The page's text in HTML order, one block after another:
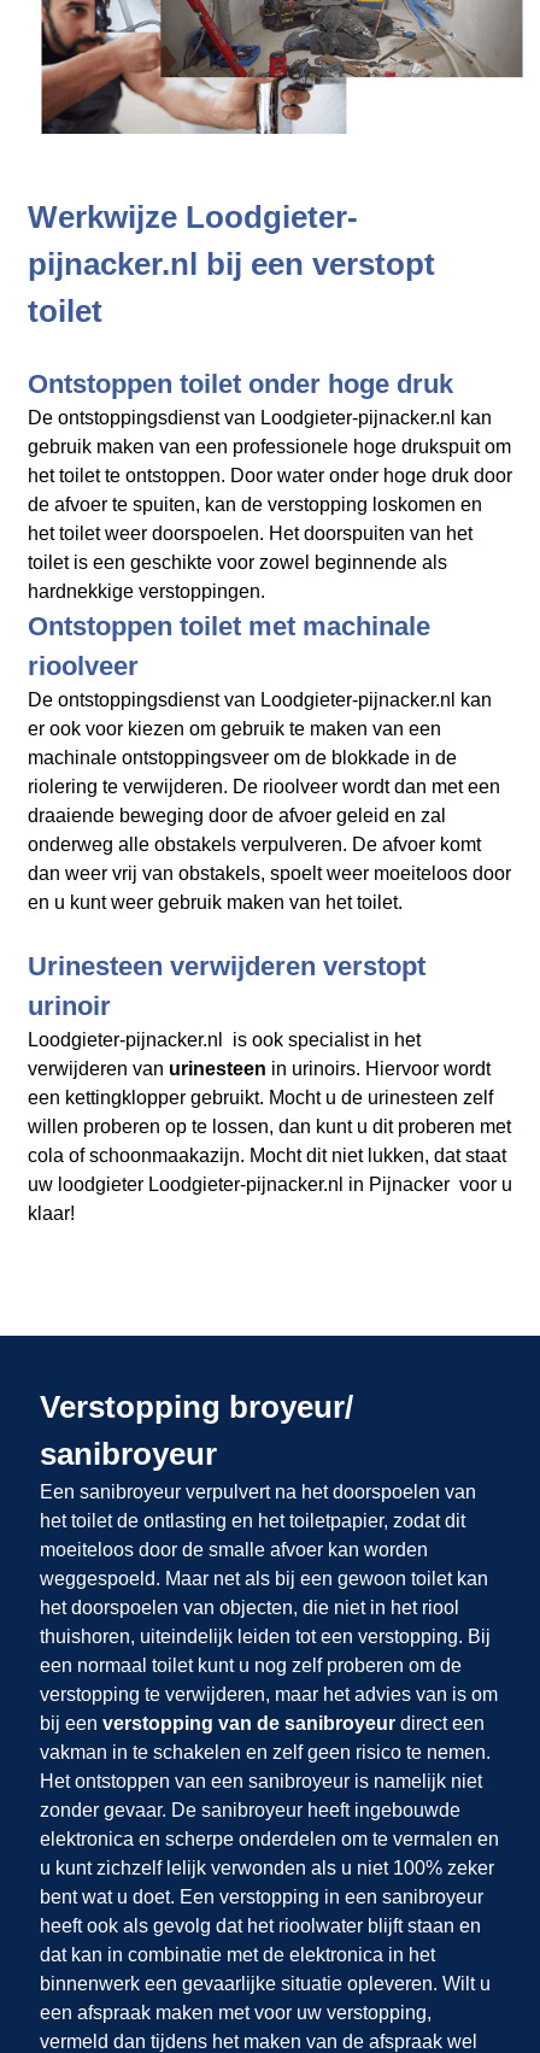
Werkwijze Loodgieter-
pijnacker.nl bij een verstopt
toilet
Ontstoppen toilet onder hoge druk
De ontstoppingsdienst van Loodgieter-pijnacker.nl kan
gebruik maken van een professionele hoge drukspuit om
het toilet te ontstoppen. Door water onder hoge druk door
de afvoer te spuiten, kan de verstopping loskomen en
het toilet weer doorspoelen. Het doorspuiten van het
toilet is een geschikte voor zowel beginnende als
hardnekkige verstoppingen.
Ontstoppen toilet met machinale
rioolveer
De ontstoppingsdienst van Loodgieter-pijnacker.nl kan
er ook voor kiezen om gebruik te maken van een
machinale ontstoppingsveer om de blokkade in de
riolering te verwijderen. De rioolveer wordt dan met een
draaiende beweging door de afvoer geleid en zal
onderweg alle obstakels verpulveren. De afvoer komt
dan weer vrij van obstakels, spoelt weer moeiteloos door
en u kunt weer gebruik maken van het toilet.
Urinesteen verwijderen verstopt
urinoir
Loodgieter-pijnacker.nl is ook specialist in het
verwijderen van urinesteen in urinoirs. Hiervoor wordt
een kettingklopper gebruikt. Mocht u de urinesteen zelf
willen proberen op te lossen, dan kunt u dit proberen met
cola of schoonmaakazijn. Mocht dit niet lukken, dat staat
uw loodgieter Loodgieter-pijnacker.nl in Pijnacker voor u
klaar!
Verstopping broyeur/
sanibroyeur
Een sanibroyeur verpulvert na het doorspoelen van
het toilet de ontlasting en het toiletpapier, zodat dit
moeiteloos door de smalle afvoer kan worden
weggespoeld. Maar net als bij een gewoon toilet kan
het doorspoelen van objecten, die niet in het riool
thuishoren, uiteindelijk leiden tot een verstopping. Bij
een normaal toilet kunt u nog zelf proberen om de
verstopping te verwijderen, maar het advies van is om
bij een verstopping van de sanibroyeurdirect een
vakman in te schakelen en zelf geen risico te nemen.
Het ontstoppen van een sanibroyeur is namelijk niet
zonder gevaar. De sanibroyeur heeft ingebouwde
elektronica en scherpe onderdelen om te vermalen en
u kunt zichzelf lelijk verwonden als u niet 100% zeker
bent wat u doet. Een verstopping in een sanibroyeur
heeft ook als gevolg dat het rioolwater blijft staan en
dat kan in combinatie met de elektronica in het
binnenwerk een gevaarlijke situatie opleveren. Wilt u
een afspraak maken metvoor uw verstopping,
vermeld dan tijdens het maken van de afspraak wel